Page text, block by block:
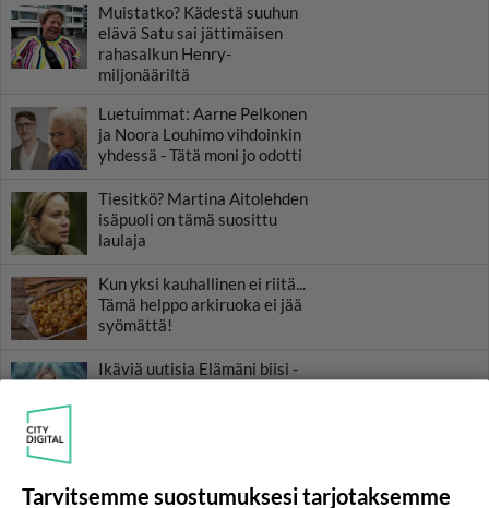
Muistatko? Kädestä suuhun
elävä Satu sai jättimäisen
rahasalkun Henry-
miljonääriltä
Luetuimmat: Aarne Pelkonen
ja Noora Louhimo vihdoinkin
yhdessä - Tätä moni jo odotti
Tiesitkö? Martina Aitolehden
isäpuoli on tämä suosittu
laulaja
Kun yksi kauhallinen ei riitä...
Tämä helppo arkiruoka ei jää
syömättä!
Ikäviä uutisia Elämäni biisi -
Tarvitsemme suostumuksesi tarjotaksemme